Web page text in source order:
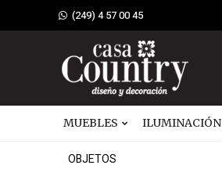
(249) 4 57 00 45
MUEBLES ILUMINACIÓN
OBJETOS